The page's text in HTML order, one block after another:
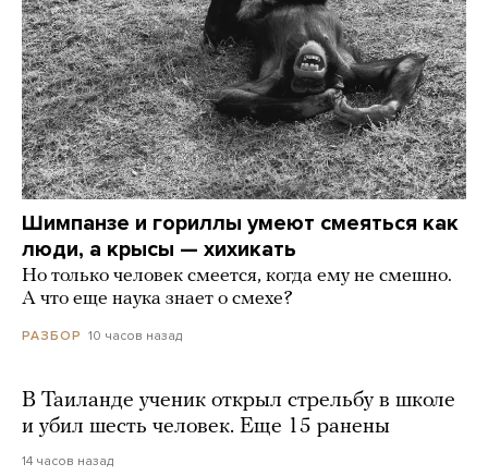
Шимпанзе и гориллы умеют смеяться как
люди, а крысы — хихикать
Но только человек смеется, когда ему не смешно.
А что еще наука знает о смехе?
РАЗБОР 10 часов назад
В Таиланде ученик открыл стрельбу в школе
и убил шесть человек. Еще 15 ранены
14 часов назад